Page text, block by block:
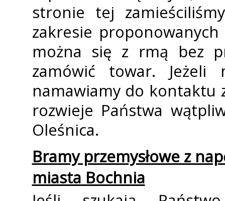
stronie tej
zakresie
można się z firmą bez
zamówić towar. Jeżeli
namawiamy do kontaktu
rozwieje Państwa
Oleśnica.
Bramy przemysłowe z
miasta Bochnia